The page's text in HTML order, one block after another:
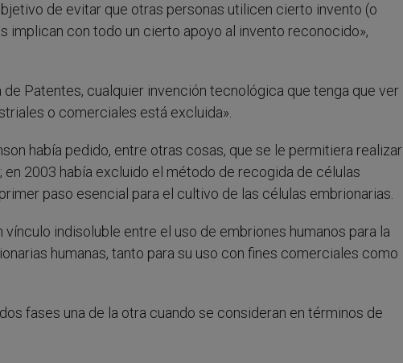
de evitar que otras personas utilicen cierto invento (o
implican con todo un cierto apoyo al invento reconocido»,
de Patentes, cualquier invención tecnológica que tenga que ver
o comerciales está excluida».
había pedido, entre otras cosas, que se le permitiera realizar
2003 había excluido el método de recogida de células
paso esencial para el cultivo de las células embrionarias.
vínculo indisoluble entre el uso de embriones humanos para la
humanas, tanto para su uso con fines comerciales como
fases una de la otra cuando se consideran en términos de